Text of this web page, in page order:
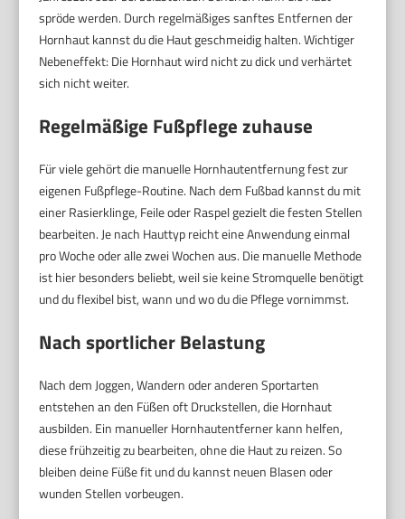
spröde werden. Durch regelmäßiges sanftes Entfernen der
Hornhaut kannst du die Haut geschmeidig halten. Wichtiger
Nebeneffekt: Die Hornhaut wird nicht zu dick und verhärtet
sich nicht weiter.
Regelmäßige Fußpflege zuhause
Für viele gehört die manuelle Hornhautentfernung fest zur
eigenen Fußpflege-Routine. Nach dem Fußbad kannst du mit
einer Rasierklinge, Feile oder Raspel gezielt die festen Stellen
bearbeiten. Je nach Hauttyp reicht eine Anwendung einmal
pro Woche oder alle zwei Wochen aus. Die manuelle Methode
ist hier besonders beliebt, weil sie keine Stromquelle benötigt
und du flexibel bist, wann und wo du die Pflege vornimmst.
Nach sportlicher Belastung
Nach dem Joggen, Wandern oder anderen Sportarten
entstehen an den Füßen oft Druckstellen, die Hornhaut
ausbilden. Ein manueller Hornhautentferner kann helfen,
diese frühzeitig zu bearbeiten, ohne die Haut zu reizen. So
bleiben deine Füße fit und du kannst neuen Blasen oder
wunden Stellen vorbeugen.